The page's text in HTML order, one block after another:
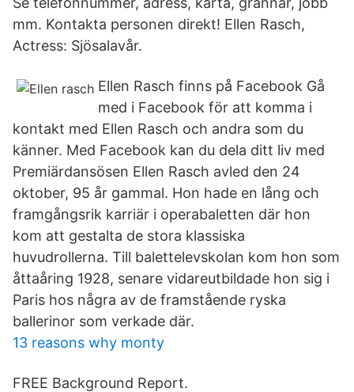
mm. Kontakta personen direkt! Ellen Rasch,
Actress: Sjösalavår.
Ellen Rasch finns på Facebook Gå
med i Facebook för att komma i
kontakt med Ellen Rasch och andra som du
känner. Med Facebook kan du dela ditt liv med
Premiärdansösen Ellen Rasch avled den 24
oktober, 95 år gammal. Hon hade en lång och
framgångsrik karriär i operabaletten där hon
kom att gestalta de stora klassiska
huvudrollerna. Till balettelevskolan kom hon som
åttaåring 1928, senare vidareutbildade hon sig i
Paris hos några av de framstående ryska
ballerinor som verkade där.
13 reasons why monty
FREE Background Report.